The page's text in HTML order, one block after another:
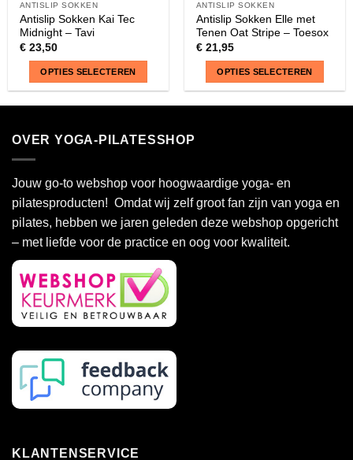
ANTISLIP SOKKEN
Antislip Sokken Kai Tec
Midnight – Tavi
€23,50
OPTIES SELECTEREN
meerdere
variaties.
Deze
optie
gekozen
worden
op
de
productpagina
ANTISLIP SOKKEN
Antislip Sokken Elle met
Tenen Oat Stripe – Toesox
€21,95
OPTIES SELECTEREN
Deze
kan
gekozen
worden
OVER YOGA-PILATESSHOP
Jouw go-to webshop voor hoogwaardige yoga- en
pilatesproducten! Omdat wij zelf groot fan zijn van yoga en
pilates, hebben we jaren geleden deze webshop opgericht
– met liefde voor de practice en oog voor kwaliteit.
KLANTENSERVICE